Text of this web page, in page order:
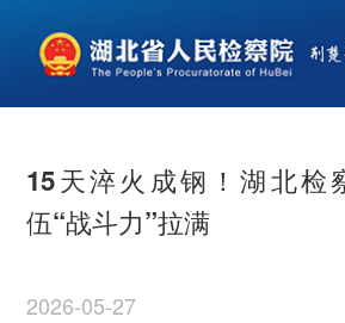
15天淬火成钢！湖北检
伍“战斗力”拉满
2026-05-27